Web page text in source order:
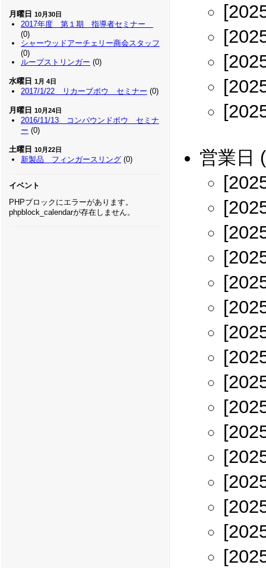
月曜日 10月30日
2017年度 第１期 指導者セミナー
(0)
シャーウッドアーチェリー商会スタッフ
(0)
ループストリンガー (0)
水曜日 1月 4日
2017/1/22 リカーブボウ セミナー (0)
月曜日 10月24日
2016/11/13 コンパウンドボウ セミナ
ー (0)
土曜日 10月22日
新製品 フィンガースリング(0)
イベント
PHPブロックにエラーがあります。
phpblock_calendarが存在しません。
営業日